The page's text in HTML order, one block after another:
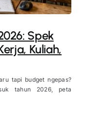
Spek
Kuliah,
tapi budget ngepas?
tahun 2026, peta